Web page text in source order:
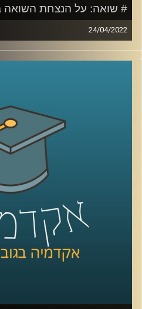
# שואה: על הנצחת השואה
24/04/2022
סרטונים בטיקטוק בהם נערות
תמונות זוועה ממחנות ריכוז
הספר סמי עופר לתקשורת
לתקשורת באוניברסיטה העברית.
אז איך מנציחים את השואה
שלילי להשתמש בפלטפורמה
לשיחה שקיימתי עם תום דיבון.
קרדיט תמונות:
AudioVersity